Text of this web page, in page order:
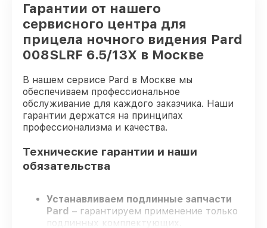
Гарантии от нашего
сервисного центра для
прицела ночного видения Pard
008SLRF 6.5/13X в Москве
В нашем сервисе Pard в Москве мы
обеспечиваем профессиональное
обслуживание для каждого заказчика. Наши
гарантии держатся на принципах
профессионализма и качества.
Технические гарантии и наши
обязательства
Устанавливаем подлинные запчасти
Pard – гарантируем применение только
подлинных комплектующих.